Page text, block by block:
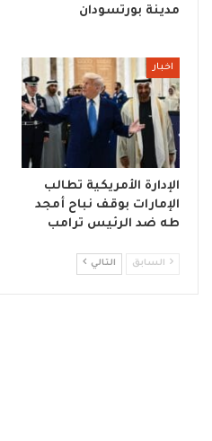
مدينة بورتسودان
اخبار
الإدارة الأمريكية تطالب
الإمارات بوقف نباح أمجد
طه ضد الرئيس ترامب
السابق التالي